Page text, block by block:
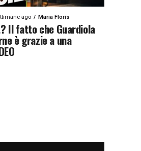
ago Maria Floris
Il fatto che Guardiola
è grazie a una